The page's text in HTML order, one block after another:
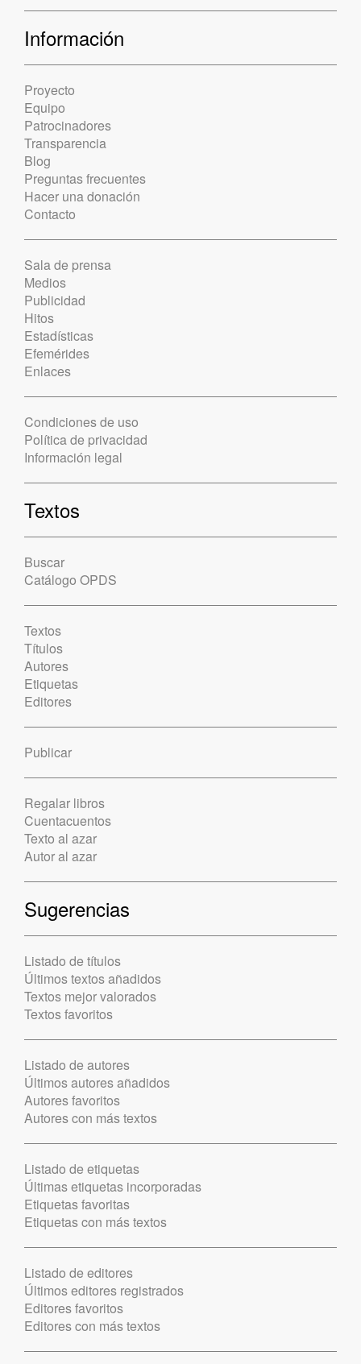
Información
Proyecto
Equipo
Patrocinadores
Transparencia
Blog
Preguntas frecuentes
Hacer una donación
Contacto
Sala de prensa
Medios
Publicidad
Hitos
Estadísticas
Efemérides
Enlaces
Condiciones de uso
Política de privacidad
Información legal
Textos
Buscar
Catálogo OPDS
Textos
Títulos
Autores
Etiquetas
Editores
Publicar
Regalar libros
Cuentacuentos
Texto al azar
Autor al azar
Sugerencias
Listado de títulos
Últimos textos añadidos
Textos mejor valorados
Textos favoritos
Listado de autores
Últimos autores añadidos
Autores favoritos
Autores con más textos
Listado de etiquetas
Últimas etiquetas incorporadas
Etiquetas favoritas
Etiquetas con más textos
Listado de editores
Últimos editores registrados
Editores favoritos
Editores con más textos